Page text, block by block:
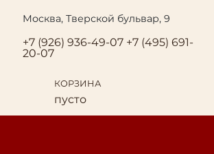
Москва, Тверской бульвар, 9
+7 (926) 936-49-07 +7 (495) 691-
20-07
КОРЗИНА
пусто